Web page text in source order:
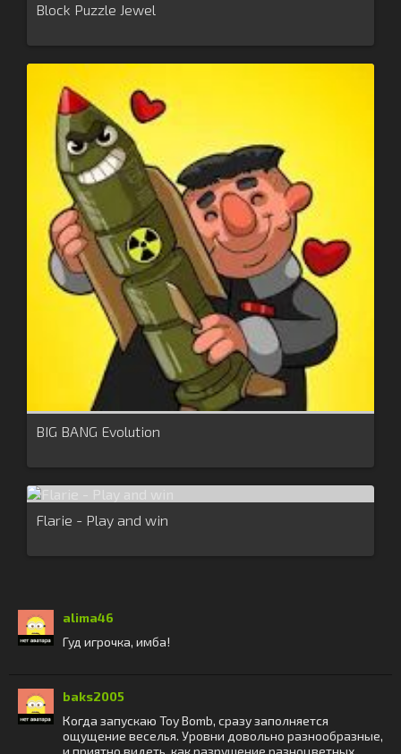
Block Puzzle Jewel
BIG BANG Evolution
Flarie - Play and win
alima46
Гуд игрочка, имба!
baks2005
Когда запускаю Toy Bomb, сразу заполняется
ощущение веселья. Уровни довольно разнообразные,
и приятно видеть, как разрушение разноцветных